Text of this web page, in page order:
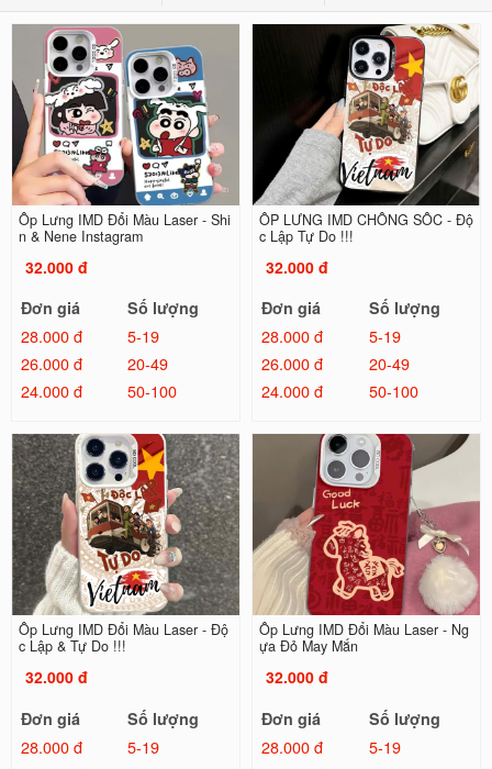
Ốp Lưng IMD Đổi Màu Laser - Shi
n & Nene Instagram
32.000 đ
Đơn giá
Số lượng
28.000 đ
5-19
26.000 đ
20-49
24.000 đ
50-100
ỐP LƯNG IMD CHỐNG SỐC - Độ
c Lập Tự Do !!!
32.000 đ
Đơn giá
Số lượng
28.000 đ
5-19
26.000 đ
20-49
24.000 đ
50-100
Ốp Lưng IMD Đổi Màu Laser - Độ
c Lập & Tự Do !!!
32.000 đ
Đơn giá
Số lượng
28.000 đ
5-19
Ốp Lưng IMD Đổi Màu Laser - Ng
ựa Đỏ May Mắn
32.000 đ
Đơn giá
Số lượng
28.000 đ
5-19